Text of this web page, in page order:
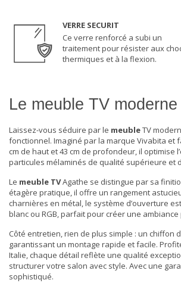
VERRE SECURIT
Ce verre renforcé a subi un
traitement pour résister aux
thermiques et à la flexion.
Le meuble TV
Laissez-vous séduire par le meubleTV
fonctionnel. Imaginé par la marque Vivabita et
cm de haut et 43 cm de profondeur, il
particules mélaminés de qualité supérieure et
Le meuble TVAgathe se distingue par sa
étagère pratique, il offre un rangement
charnières en métal, le système d’ouverture
blanc ou RGB, parfait pour créer une
Côté entretien, rien de plus simple : un chiffon
garantissant un montage rapide et facile.
Italie, chaque détail reflète une qualité
structurer votre salon avec style. Avec une
sophistiqué.